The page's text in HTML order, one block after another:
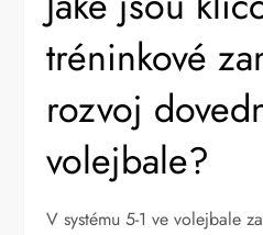
tréninkové
rozvoj
volejbale?
V systému 5-1 ve volejbale